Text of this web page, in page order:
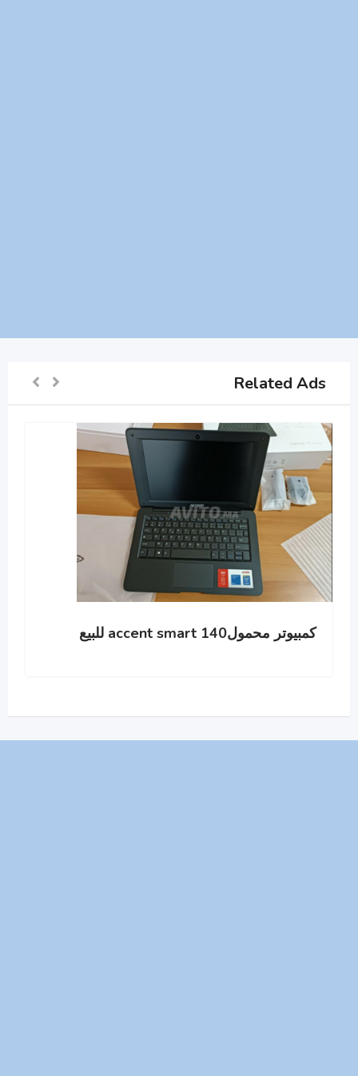
Related Ads
كمبيوتر محمولaccent smart 140 للبيع